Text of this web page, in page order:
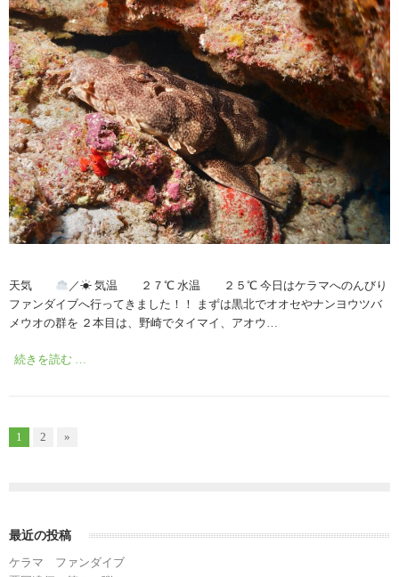
天気
／☀︎ 気温 ２７℃ 水温 ２５℃ 今日はケラマへのんびり
ファンダイブへ行ってきました！！ まずは黒北でオオセやナンヨウツバ
メウオの群を ２本目は、野崎でタイマイ、アオウ…
続きを読む …
1 2 »
最近の投稿
ケラマ ファンダイブ